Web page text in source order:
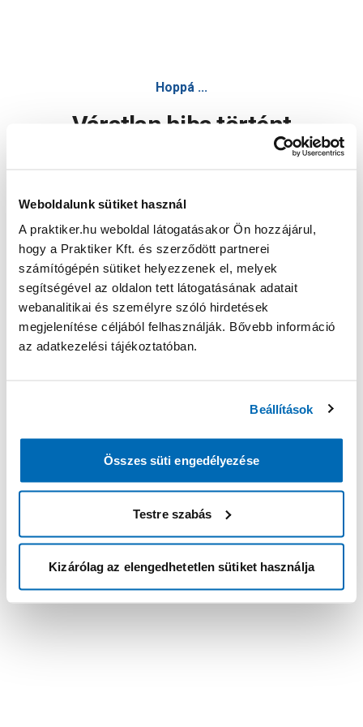
Weboldalunk sütiket használ
A praktiker.hu weboldal látogatásakor Ön hozzájárul,
hogy a Praktiker Kft. és szerződött partnerei
számítógépén sütiket helyezzenek el, melyek
segítségével az oldalon tett látogatásának adatait
webanalitikai és személyre szóló hirdetések
megjelenítése céljából felhasználják. Bővebb információ
az adatkezelési tájékoztatóban.
Beállítások
Összes süti engedélyezése
Testre szabás
Kizárólag az elengedhetetlen sütiket használja
Hoppá ...
Váratlan hiba történt
Oldal újratöltése